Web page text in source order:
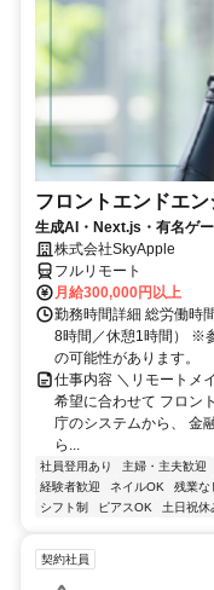
フロントエンドエン
生成AI・Next.js・有名ゲ
株式会社SkyApple
フルリモート
月給300,000円以上
勤務時間詳細 総労働時
8時間／休憩1時間） ※
の可能性があります。
仕事内容 ＼リモートメ
希望に合わせて フロン
庁のシステムから、 金
ら...
社員登用あり 主婦・主夫歓迎
経験者歓迎
ネイルOK 残業な
シフト制
ピアスOK 土日祝休
契約社員